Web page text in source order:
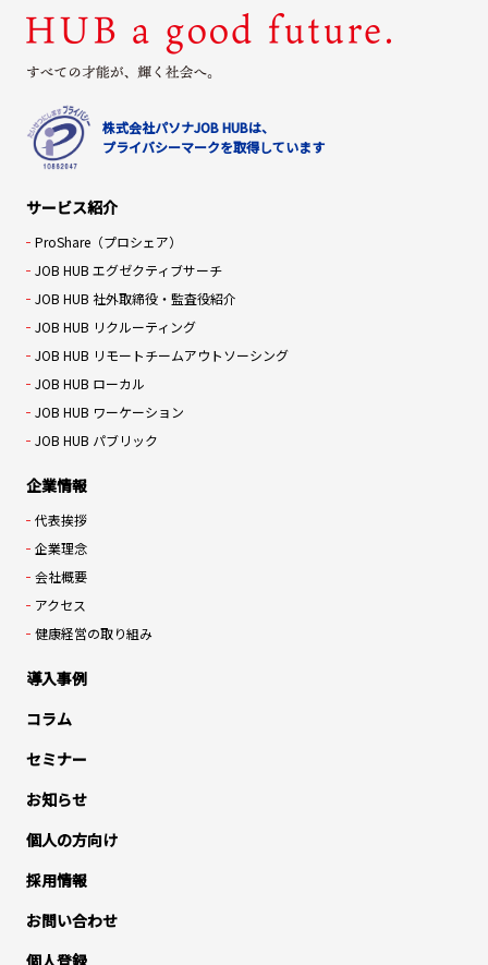
株式会社パソナJOB HUBは、
プライバシーマークを取得しています
サービス紹介
ProShare（プロシェア）
JOB HUB エグゼクティブサーチ
JOB HUB 社外取締役・監査役紹介
JOB HUB リクルーティング
JOB HUB リモートチームアウトソーシング
JOB HUB ローカル
JOB HUB ワーケーション
JOB HUB パブリック
企業情報
代表挨拶
企業理念
会社概要
アクセス
健康経営の取り組み
導入事例
コラム
セミナー
お知らせ
個人の方向け
採用情報
お問い合わせ
個人登録